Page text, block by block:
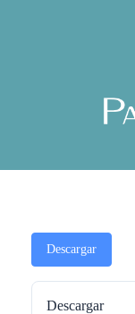
Descargar
Descargar